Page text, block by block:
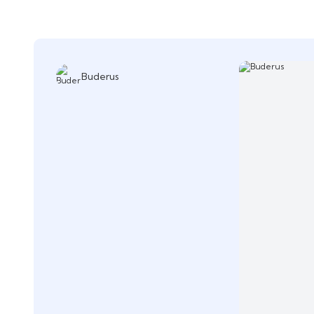
Buderus Grundfos